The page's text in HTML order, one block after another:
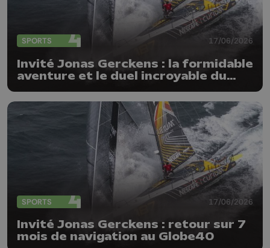
SPORTS 17/06/2026
Invité Jonas Gerckens : la formidable
aventure et le duel incroyable du
SPORTS 17/06/2026
Invité Jonas Gerckens : retour sur 7
mois de navigation au Globe40